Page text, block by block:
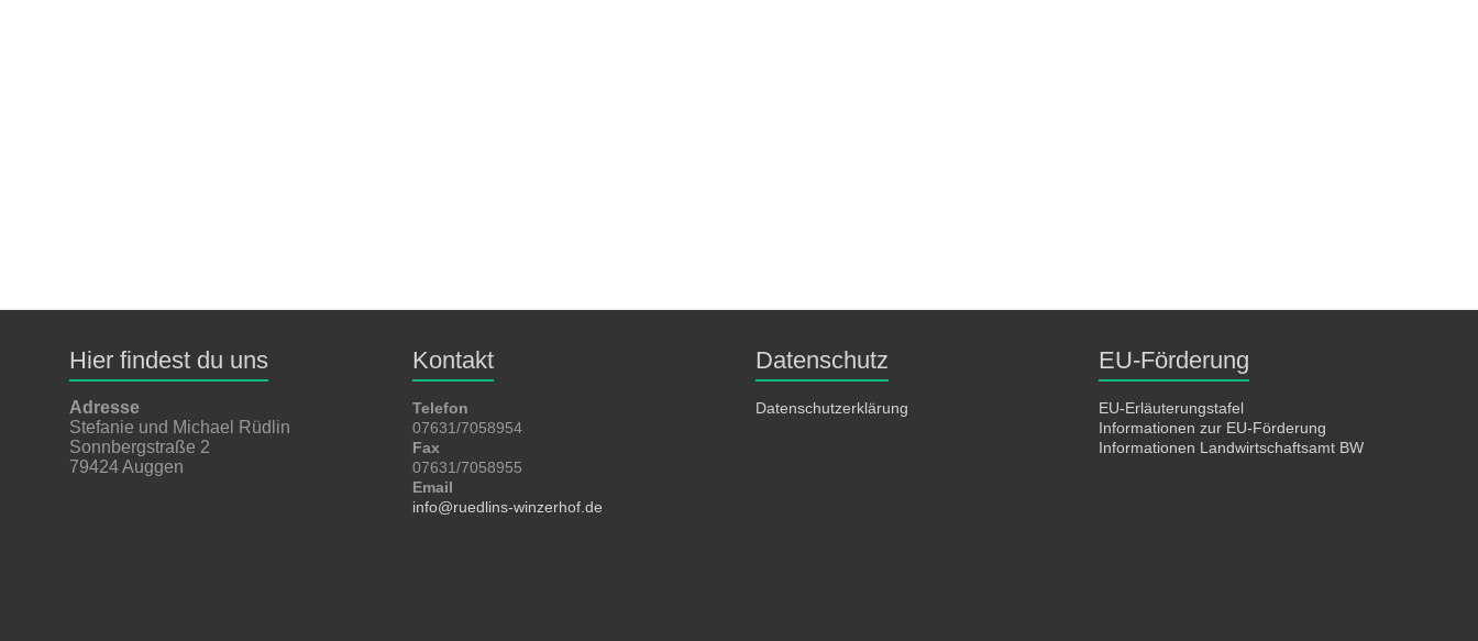
Hier findest du uns
Adresse
Stefanie und Michael Rüdlin
Sonnbergstraße 2
79424 Auggen
Kontakt
Telefon
07631/7058954
Fax
07631/7058955
Email
info@ruedlins-winzerhof.de
Datenschutz
Datenschutzerklärung
EU-Förderung
EU-Erläuterungstafel
Informationen zur EU-Förderung
Informationen Landwirtschaftsamt BW